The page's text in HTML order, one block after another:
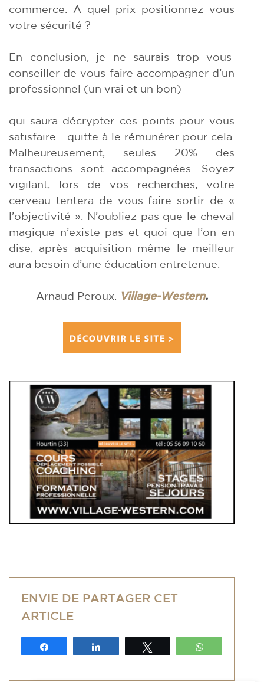
commerce. A quel prix positionnez vous
votre sécurité ?
En conclusion, je ne saurais trop vous
conseiller de vous faire accompagner d’un
professionnel (un vrai et un bon)
qui saura décrypter ces points pour vous
satisfaire… quitte à le rémunérer pour cela.
Malheureusement, seules 20% des
transactions sont accompagnées. Soyez
vigilant, lors de vos recherches, votre
cerveau tentera de vous faire sortir de «
l’objectivité ». N’oubliez pas que le cheval
magique n’existe pas et quoi que l’on en
dise, après acquisition même le meilleur
aura besoin d’une éducation entretenue.
Arnaud Peroux. Village-Western.
ENVIE DE PARTAGER CET
ARTICLE